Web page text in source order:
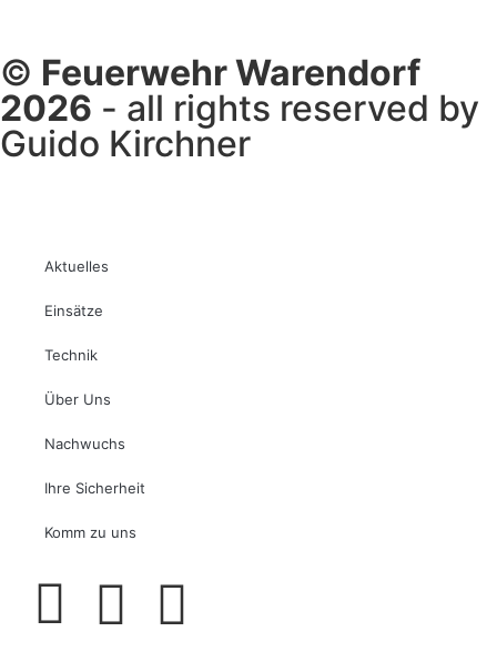
© Feuerwehr Warendorf
2026 - all rights reserved by
Guido Kirchner
Aktuelles
Einsätze
Technik
Über Uns
Nachwuchs
Ihre Sicherheit
Komm zu uns